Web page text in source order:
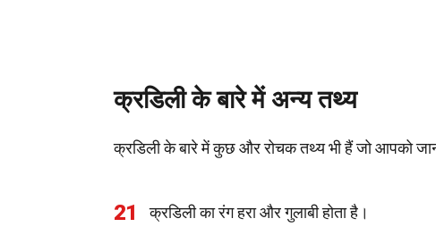
क्रडिली के बारे में अन्य तथ्य
क्रडिली के बारे में कुछ और रोचक तथ्य भी हैं जो आपको
21 क्रडिली का रंग हरा और गुलाबी होता है।